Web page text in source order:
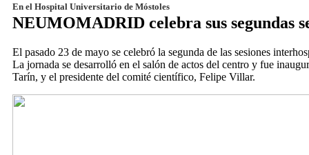
En el Hospital Universitario de Móstoles
NEUMOMADRID celebra sus segundas
El pasado 23 de mayo se celebró la segunda de las sesiones
La jornada se desarrolló en el salón de actos del centro y fue
Tarín, y el presidente del comité científico, Felipe Villar.